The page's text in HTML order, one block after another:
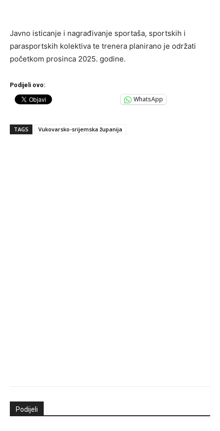
Javno isticanje i nagrađivanje sportaša, sportskih i
parasportskih kolektiva te trenera planirano je održati
početkom prosinca 2025. godine.
Podijeli ovo:
WhatsApp
TAGS Vukovarsko-srijemska županija
Podijeli